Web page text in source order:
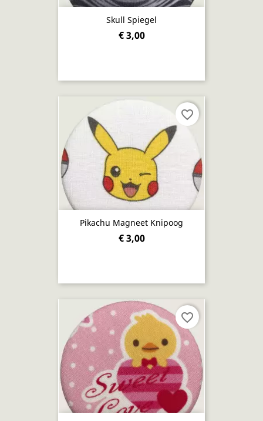
Skull Spiegel
€ 3,00
Pikachu Magneet Knipoog
€ 3,00
favorite_border
favorite_border